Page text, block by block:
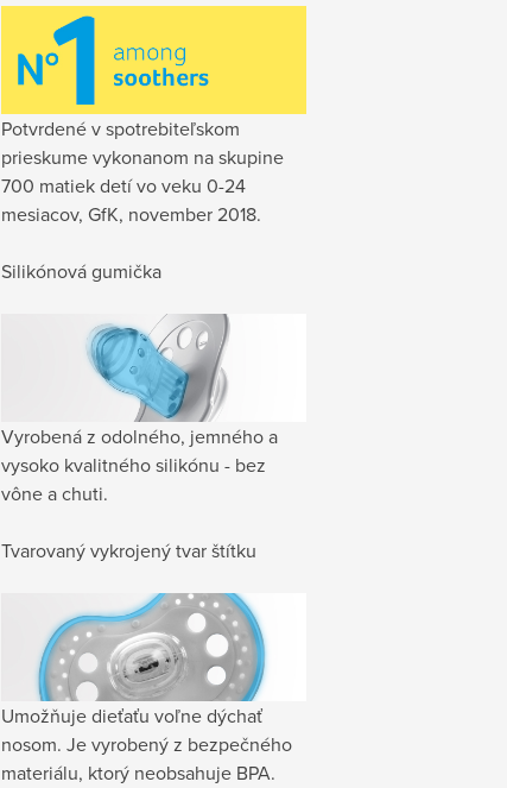
Potvrdené v spotrebiteľskom
prieskume vykonanom na skupine
700 matiek detí vo veku 0-24
mesiacov, GfK, november 2018.
Silikónová gumička
Vyrobená z odolného, jemného a
vysoko kvalitného silikónu - bez
vône a chuti.
Tvarovaný vykrojený tvar štítku
Umožňuje dieťaťu voľne dýchať
nosom. Je vyrobený z bezpečného
materiálu, ktorý neobsahuje BPA.